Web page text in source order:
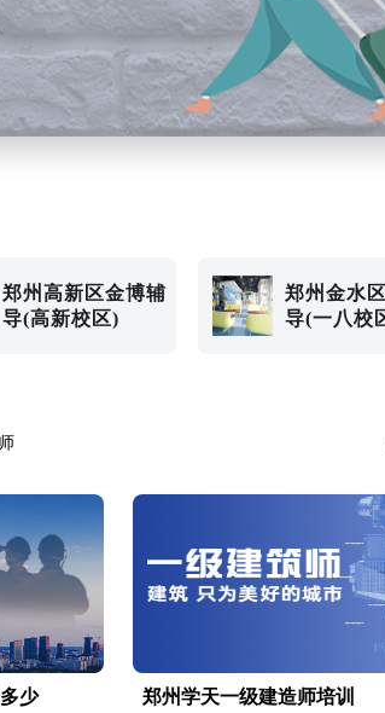
郑州高新区金博辅
导(高新校区)
郑州金水
导(一八校
少 郑州学天一级建造师培训